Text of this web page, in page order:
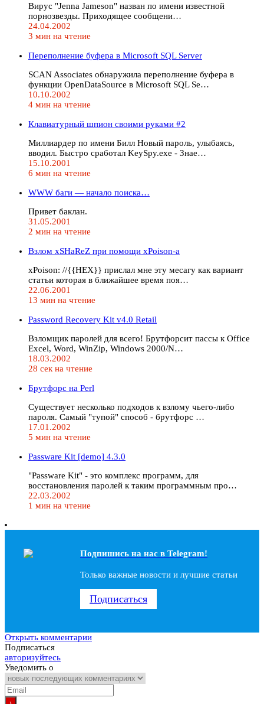
Вирус "Jenna Jameson" назван по имени известной
порнозвезды. Приходящее сообщени…
24.04.2002
3 мин на чтение
Переполнение буфера в Microsoft SQL Server
SCAN Associates обнаружила переполнение буфера в
функции OpenDataSource в Microsoft SQL Se…
10.10.2002
4 мин на чтение
Клавиатурный шпион своими руками #2
Миллиардер по имени Билл Новый пароль, улыбаясь,
вводил. Быстро сработал KeySpy.exe - Знае…
15.10.2001
6 мин на чтение
WWW баги — начало поиска…
Привет баклан.
31.05.2001
2 мин на чтение
Взлом xSHaReZ при помощи xPoison-а
xPoison: //{{HEX}} прислал мне эту месагу как вариант
статьи которая в ближайшее время поя…
22.06.2001
13 мин на чтение
Password Recovery Kit v4.0 Retail
Взломщик паролей для всего! Брутфорсит пассы к Office
Excel, Word, WinZip, Windows 2000/N…
18.03.2002
28 сек на чтение
Брутфорс на Perl
Существует несколько подходов к взлому чьего-либо
пароля. Самый "тупой" способ - брутфорс …
17.01.2002
5 мин на чтение
Passware Kit [demo] 4.3.0
"Passware Kit" - это комплекс программ, для
восстановления паролей к таким программным про…
22.03.2002
1 мин на чтение
Подпишись на наc в Telegram!
Только важные новости и лучшие статьи
Подписаться
Открыть комментарии
Подписаться
авторизуйтесь
Уведомить о